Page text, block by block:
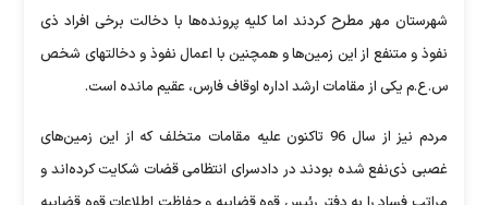
شهرستان مهر مطرح کردند اما کلیه پرونده‌ها با دخالت برخی افراد ذی
نفوذ و متنفع از این زمین‌ها و همچنین با اعمال نفوذ و دخالتهای شخص
س.ع.م یکی از مقامات ارشد اداره اوقاف فارس، عقیم مانده است.
مردم نیز از سال 96 تاکنون علیه مقامات متخلف که از این زمین‌های
غصبی ذی‌نفع شده بودند در دادسرای انتظامی قضات شکایت کرده‌اند و